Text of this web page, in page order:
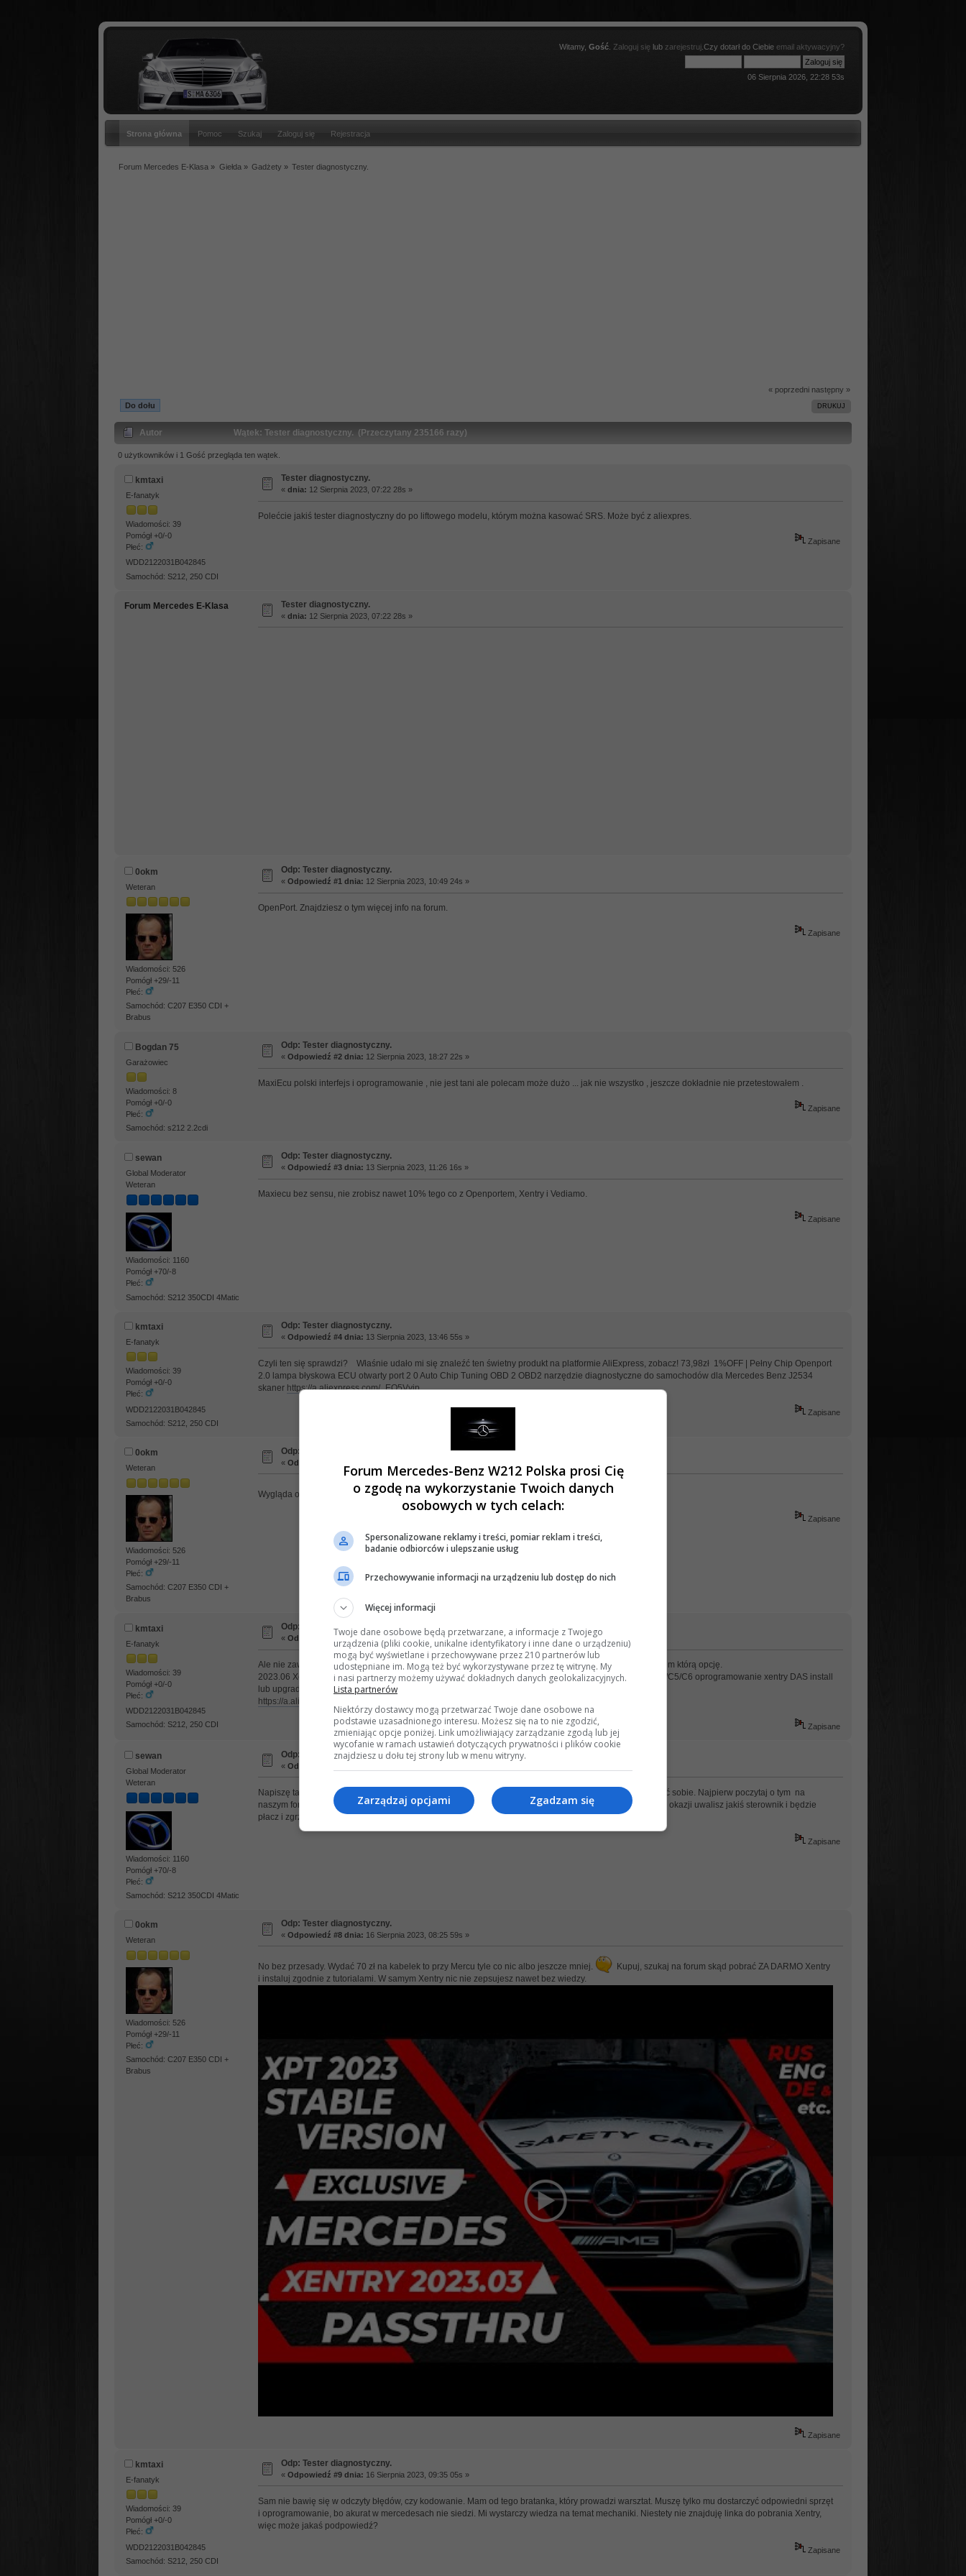
Witamy, Gość Zaloguj się lub zarejestruj .Czy dotarł do Ciebie email aktywacyjny?
06 Sierpnia 2026, 22:28 53s
Strona główna Pomoc Szukaj Zaloguj się Rejestracja
Forum Mercedes E-Klasa » Giełda» Gadżety » Tester diagnostyczny.
« poprzedni następny »
DRUKUJ
Do dołu
Autor Wątek: Tester diagnostyczny. (Przeczytany 235166 razy)
0 użytkowników i 1 Gość przegląda ten wątek.
kmtaxi
E-fanatyk
Wiadomości: 39
Pomógł +0/-0
Płeć:
WDD2122031B042845
Samochód: S212, 250 CDI
Tester diagnostyczny.
« dnia: 12 Sierpnia 2023, 07:22 28s »
Polećcie jakiś tester diagnostyczny do po liftowego modelu, którym można kasować SRS. Może być z aliexpres.
Zapisane
Forum Mercedes E-Klasa Tester diagnostyczny.
« dnia: 12 Sierpnia 2023, 07:22 28s »
0okm
Weteran
Wiadomości: 526
Pomógł +29/-11
Płeć:
Samochód: C207 E350 CDI +
Brabus
Odp: Tester diagnostyczny.
« Odpowiedź #1 dnia: 12 Sierpnia 2023, 10:49 24s »
OpenPort. Znajdziesz o tym więcej info na forum.
Zapisane
Bogdan 75
Garażowiec
Wiadomości: 8
Pomógł +0/-0
Płeć:
Samochód: s212 2.2cdi
Odp: Tester diagnostyczny.
« Odpowiedź #2 dnia: 12 Sierpnia 2023, 18:27 22s »
MaxiEcu polski interfejs i oprogramowanie , nie jest tani ale polecam może dużo ... jak nie wszystko , jeszcze dokładnie nie przetestowałem .
Zapisane
sewan
Global Moderator
Weteran
Wiadomości: 1160
Pomógł +70/-8
Płeć:
Samochód: S212 350CDI 4Matic
Odp: Tester diagnostyczny.
« Odpowiedź #3 dnia: 13 Sierpnia 2023, 11:26 16s »
Maxiecu bez sensu, nie zrobisz nawet 10% tego co z Openportem, Xentry i Vediamo.
Zapisane
kmtaxi
E-fanatyk
Wiadomości: 39
Pomógł +0/-0
Płeć:
WDD2122031B042845
Samochód: S212, 250 CDI
Odp: Tester diagnostyczny.
« Odpowiedź #4 dnia: 13 Sierpnia 2023, 13:46 55s »
Czyli ten się sprawdzi? Właśnie udało mi się znaleźć ten świetny produkt na platformie AliExpress, zobacz! 73,98zł 1%OFF | Pełny Chip Openport
2.0 lampa błyskowa ECU otwarty port 2 0 Auto Chip Tuning OBD 2 OBD2 narzędzie diagnostyczne do samochodów dla Mercedes Benz J2534
skaner https://a.aliexpress.com/_EQ5Vyjp
Zapisane
0okm
Weteran
Wiadomości: 526
Pomógł +29/-11
Płeć:
Samochód: C207 E350 CDI +
Brabus
Odp: Tester diagnostyczny.
« Odpowiedź #5 dnia:
Wygląda ok. Potaniały...
Zapisane
kmtaxi
E-fanatyk
Wiadomości: 39
Pomógł +0/-0
Płeć:
WDD2122031B042845
Samochód: S212, 250 CDI
Odp: Tester diagnostyczny.
« Odpowiedź #6 dnia:15 Sierpnia 2023, 11:53 18s »
Ale nie zawiera oprogramowania Xentry Benz i muszę je dodatkowo pobrać. Mogę to zrobić, tylko nie wiem którą opcję.
2023.06 Xentry DAS oprogramowanie diagnostyczne dla Mercedes-Benz Benz 2023.06 MB STAR sd C4/C5/C6 oprogramowanie xentry DAS install
lub upgrade onli
https://a.aliexpress.com/_Exz6asx
Zapisane
sewan
Global Moderator
Weteran
Wiadomości: 1160
Pomógł +70/-8
Płeć:
Samochód: S212 350CDI 4Matic
Odp: Tester diagnostyczny.
« Odpowiedź #7 dnia:
Napiszę tak: widzę, że nic nie wiesz ani o interfejsach, ani o oprogramowaniu. Moja rada: na razie odpuść sobie. Najpierw poczytaj o tym na
naszym forum albo np. na forum W204, bo inaczej albo wydasz bez sensu pieniadze, albo przy pierwszej okazji uwalisz jakiś sterownik i będzie
płacz i zgrzytanie zębów. Albo jedno i drugie.
Zapisane
0okm
Weteran
Wiadomości: 526
Pomógł +29/-11
Płeć:
Samochód: C207 E350 CDI +
Brabus
Odp: Tester diagnostyczny.
« Odpowiedź #8 dnia: 16 Sierpnia 2023, 08:25 59s »
No bez przesady. Wydać 70 zł na kabelek to przy Mercu tyle co nic albo jeszcze mniej.
Kupuj, szukaj na forum skąd pobrać ZA DARMO Xentry
i instaluj zgodnie z tutorialami. W samym Xentry nic nie zepsujesz nawet bez wiedzy.
Zapisane
kmtaxi
E-fanatyk
Wiadomości: 39
Pomógł +0/-0
Płeć:
WDD2122031B042845
Samochód: S212, 250 CDI
Odp: Tester diagnostyczny.
« Odpowiedź #9 dnia: 16 Sierpnia 2023, 09:35 05s »
Sam nie bawię się w odczyty błędów, czy kodowanie. Mam od tego bratanka, który prowadzi warsztat. Muszę tylko mu dostarczyć odpowiedni sprzęt
i oprogramowanie, bo akurat w mercedesach nie siedzi. Mi wystarczy wiedza na temat mechaniki. Niestety nie znajduję linka do pobrania Xentry,
więc może jakaś podpowiedź?
Zapisane
Forum Mercedes-Benz W212 Polska prosi Cię
o zgodę na wykorzystanie Twoich danych
osobowych w tych celach:
Spersonalizowane reklamy i treści, pomiar reklam i treści,
badanie odbiorców i ulepszanie usług
Przechowywanie informacji na urządzeniu lub dostęp do nich
Więcej informacji
Twoje dane osobowe będą przetwarzane, a informacje z Twojego
urządzenia (pliki cookie, unikalne identyfikatory i inne dane o urządzeniu)
mogą być wyświetlane i przechowywane przez 210 partnerów lub
udostępniane im. Mogą też być wykorzystywane przez tę witrynę. My
i nasi partnerzy możemy używać dokładnych danych geolokalizacyjnych.
Lista partnerów
Niektórzy dostawcy mogą przetwarzać Twoje dane osobowe na
podstawie uzasadnionego interesu. Możesz się na to nie zgodzić,
zmieniając opcje poniżej. Link umożliwiający zarządzanie zgodą lub jej
wycofanie w ramach ustawień dotyczących prywatności i plików cookie
znajdziesz u dołu tej strony lub w menu witryny.
Zgadzam się
Zarządzaj opcjami